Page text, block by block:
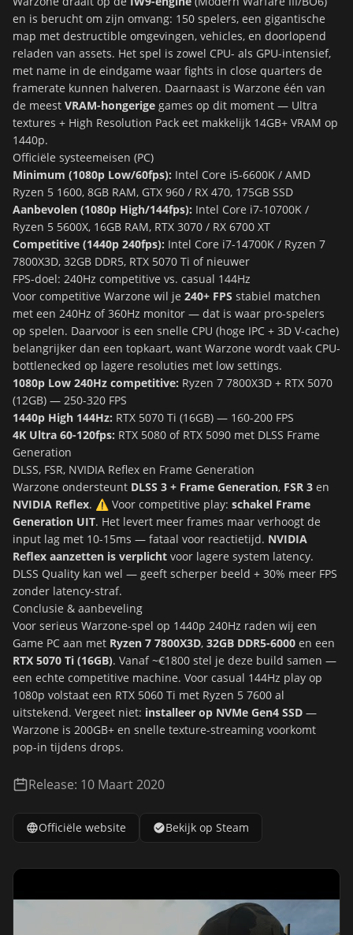
en is berucht om zijn omvang: 150 spelers, een gigantische
map met destructible omgevingen, vehicles, en doorlopend
reladen van assets. Het spel is zowel CPU- als GPU-intensief,
met name in de eindgame waar fights in close quarters de
framerate kunnen halveren. Daarnaast is Warzone één van
de meest VRAM-hongerige games op dit moment — Ultra
textures + High Resolution Pack eet makkelijk 14GB+ VRAM op
1440p.
Officiële systeemeisen (PC)
Minimum (1080p Low/60fps): Intel Core i5-6600K / AMD
Ryzen 5 1600, 8GB RAM, GTX 960 / RX 470, 175GB SSD
Aanbevolen (1080p High/144fps): Intel Core i7-10700K /
Ryzen 5 5600X, 16GB RAM, RTX 3070 / RX 6700 XT
Competitive (1440p 240fps): Intel Core i7-14700K / Ryzen 7
7800X3D, 32GB DDR5, RTX 5070 Ti of nieuwer
FPS-doel: 240Hz competitive vs. casual 144Hz
Voor competitive Warzone wil je 240+ FPS stabiel matchen
met een 240Hz of 360Hz monitor — dat is waar pro-spelers
op spelen. Daarvoor is een snelle CPU (hoge IPC + 3D V-cache)
belangrijker dan een topkaart, want Warzone wordt vaak CPU-
bottlenecked op lagere resoluties met low settings.
1080p Low 240Hz competitive: Ryzen 7 7800X3D + RTX 5070
(12GB) — 250-320 FPS
1440p High 144Hz: RTX 5070 Ti (16GB) — 160-200 FPS
4K Ultra 60-120fps: RTX 5080 of RTX 5090 met DLSS Frame
Generation
DLSS, FSR, NVIDIA Reflex en Frame Generation
Warzone ondersteunt DLSS 3 + Frame Generation, FSR 3 en
NVIDIA Reflex. ⚠️ Voor competitive play: schakel Frame
Generation UIT. Het levert meer frames maar verhoogt de
input lag met 10-15ms — fataal voor reactietijd. NVIDIA
Reflex aanzetten is verplicht voor lagere system latency.
DLSS Quality kan wel — geeft scherper beeld + 30% meer FPS
zonder latency-straf.
Conclusie & aanbeveling
Voor serieus Warzone-spel op 1440p 240Hz raden wij een
Game PC aan met Ryzen 7 7800X3D, 32GB DDR5-6000 en een
RTX 5070 Ti (16GB). Vanaf ~€1800 stel je deze build samen —
een echte competitive machine. Voor casual 144Hz play op
1080p volstaat een RTX 5060 Ti met Ryzen 5 7600 al
uitstekend. Vergeet niet: installeer op NVMe Gen4 SSD —
Warzone is 200GB+ en snelle texture-streaming voorkomt
pop-in tijdens drops.
Release: 10 Maart 2020
Officiële website Bekijk op Steam